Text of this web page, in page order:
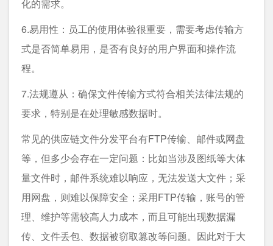
化的需求。
6.易用性：员工的使用体验很重要，需要考虑传输方
式是否简单易用，是否有良好的用户界面和操作流
程。
7.法规遵从：确保文件传输方式符合相关法律法规的
要求，特别是在处理敏感数据时。
常见的供应链文件分发平台有FTP传输、邮件或网盘
等，但多少会存在一定问题：比如当涉及图纸等大体
量文件时，邮件系统难以响应，无法发送大文件；采
用网盘，则难以保障安全；采用FTP传输，账号的管
理、维护等需较高人力成本，而且可能出现数据漏
传、文件丢包、数据被窃取篡改等问题。因此对于大